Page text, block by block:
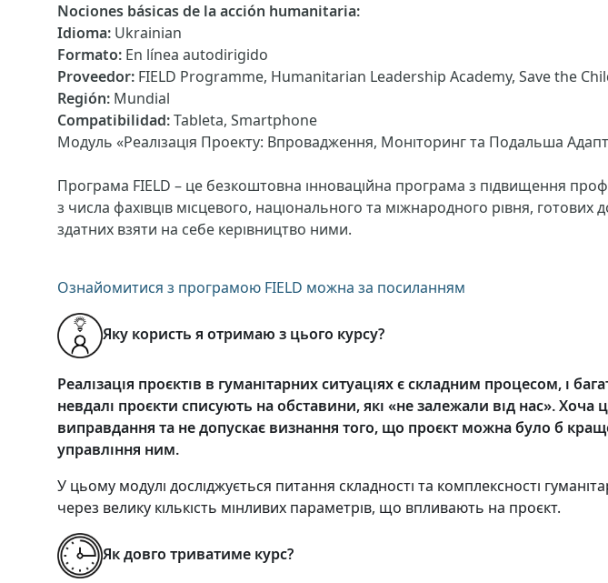
Nociones básicas de la acción humanitaria:
Idioma: Ukrainian
Formato: En línea autodirigido
Proveedor: FIELD Programme, Humanitarian Leadership Academy, Save the
Región: Mundial
Compatibilidad:Tableta, Smartphone
Модуль «Реалізація Проекту: Впровадження, Моніторинг та Подальша
Програма FIELD – це безкоштовна інноваційна програма з підвищення
з числа фахівців місцевого, національного та міжнародного рівня,
здатних взяти на себе керівництво ними.
Ознайомитися з програмою FIELD можна за посиланням
Яку користь я отримаю з цього курсу?
Реалізація проєктів в гуманітарних ситуаціях є складним процесом, і
невдалі проєкти списують на обставини, які «не залежали від нас».
виправдання та не допускає визнання того, що проєкт можна було б
управління ним.
У цьому модулі досліджується питання складності та комплексності
через велику кількість мінливих параметрів, що впливають на проєкт.
Як довго триватиме курс?